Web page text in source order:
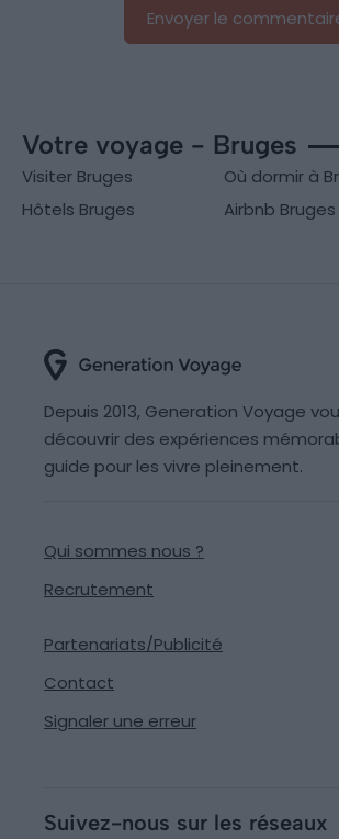
Votre voyage - Bruges
Visiter Bruges
Où dormir à
Hôtels Bruges
Airbnb Bruges
Depuis 2013, Generation Voyage
découvrir des expériences
guide pour les vivre pleinement.
Qui sommes nous ?
Recrutement
Partenariats/Publicité
Contact
Signaler une erreur
Suivez-nous sur les réseaux